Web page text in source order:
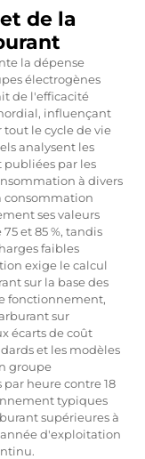
de la
la dépense
électrogènes
de l'efficacité
influençant
tout le cycle de vie
analysent les
par les
à divers
consommation
ses valeurs
et 85 %, tandis
faibles
exige le calcul
sur la base des
fonctionnement,
sur
écarts de coût
et les modèles
groupe
heure contre 18
typiques
supérieures à
d'exploitation